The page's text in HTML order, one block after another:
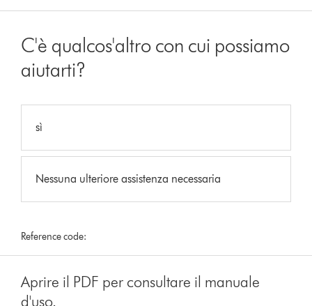
C'è qualcos'altro con cui possiamo
aiutarti?
sì
Nessuna ulteriore assistenza necessaria
Reference code:
Aprire il PDF per consultare il manuale
d'uso.